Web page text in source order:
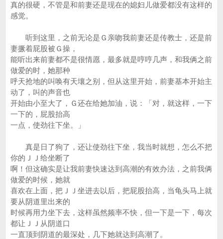
真的很硬，不管是和前妻还是现在的媳妇儿做爱都没有这样的
感觉。
听到这里，之前无论是Ｇ亲吻我前妻还是传教士，还是前
妻撅着屁股被Ｇ操，
能听出来前妻都不是很情愿，最多就是哼哼几声，和我俩之前
做爱的时，她那种
呼天抢地的叫唤有天壤之别，但从这里开始，前妻基本开始主
动了，叫的声音也
开始由小至大了，Ｇ还在给她加油，说：「对，就这样，一下
一下的，屁股抬高
一点，使劲往下坐。」
真是日了狗了，还让使劲往下坐，我当时就想，怎么不把
你的ＪＪ给坐断了
啊！但这确实是让我前妻快速达到高潮的有效办法，之前我俩
做爱的时候，她就
喜欢在上面，把ＪＪ坐进去以后，把屁股抬高，当龟头马上就
要从阴道里出来的
时候再用力坐下去，这样虽然频率不快，但一下是一下，每次
都让ＪＪ从阴道口
一直顶到阴道的最深处，几下她就达到高潮了。